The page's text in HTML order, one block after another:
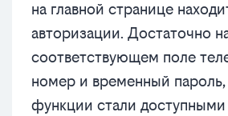
на главной странице
авторизации. Достаточно
соответствующем поле
номер и временный
функции стали доступными